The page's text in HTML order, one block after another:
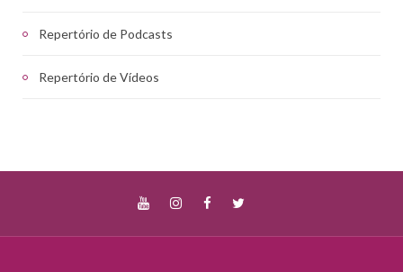
Repertório de Podcasts
Repertório de Vídeos